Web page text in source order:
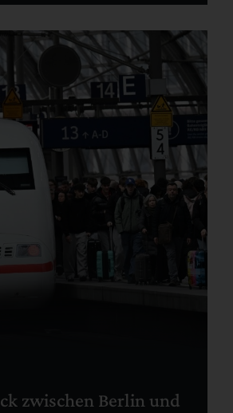
zwischen Berlin und